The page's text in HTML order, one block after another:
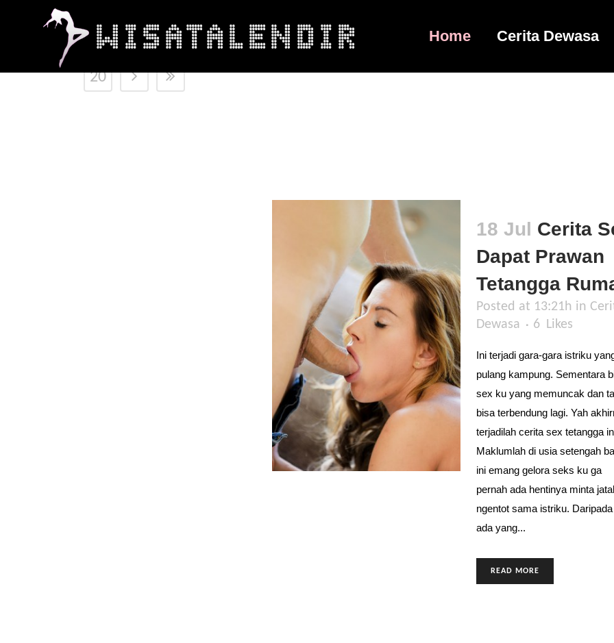
Home Cerita Dewasa
2 3 4 5 6 7
20
18 Jul Cerita
Dapat Prawan
Tetangga
Posted at 13:21h in
Dewasa
6 Likes
Ini terjadi gara-gara istriku
pulang kampung. Sementara
sex ku yang memuncak dan
bisa terbendung lagi. Yah
terjadilah cerita sex tetangga
Maklumlah di usia setengah
ini emang gelora seks ku ga
pernah ada hentinya minta
ngentot sama istriku.
ada yang...
READ MORE